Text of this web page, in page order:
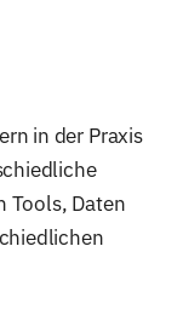
in der Praxis
Tools, Daten